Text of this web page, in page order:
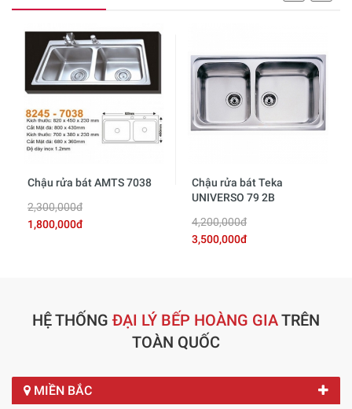
Chậu rửa bát AMTS 7038
2,300,000đ
1,800,000đ
Chậu rửa bát Teka
UNIVERSO 79 2B
4,200,000đ
3,500,000đ
HỆ THỐNG ĐẠI LÝ BẾP HOÀNG GIATRÊN
TOÀN QUỐC
MIỀN BẮC